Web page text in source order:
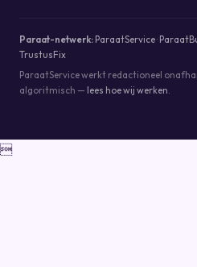
Paraat-netwerk: ParaatService·
TrustusFix
ParaatService werkt redactioneel
algoritmisch — lees hoe wij werken
